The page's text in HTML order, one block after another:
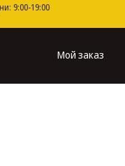
9:00-19:00
Мой заказ